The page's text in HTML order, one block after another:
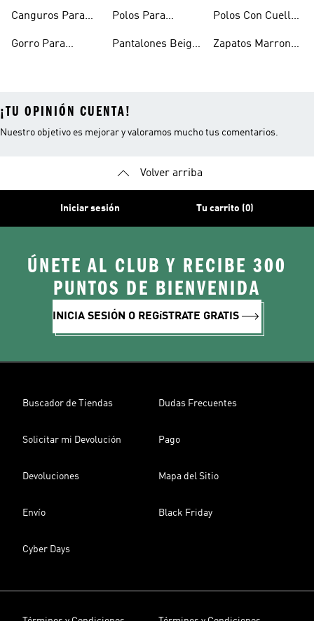
Canguros Para
Gorro Para
Polos Para
Pantalones Beige
Polos Con Cuello
Zapatos Marron
¡TU OPINIÓN CUENTA!
Nuestro objetivo es mejorar y valoramos mucho tus comentarios.
Volver arriba
Iniciar sesión Tu carrito (0)
ÚNETE AL CLUB Y RECIBE 300
PUNTOS DE BIENVENIDA
INICIA SESIÓN O REGíSTRATE GRATIS
Buscador de Tiendas Dudas Frecuentes
Solicitar mi Devolución Pago
Devoluciones Mapa del Sitio
Envío Black Friday
Cyber Days